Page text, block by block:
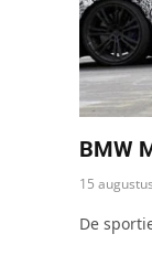
BMW
15
De